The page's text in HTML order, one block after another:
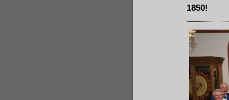
1850!